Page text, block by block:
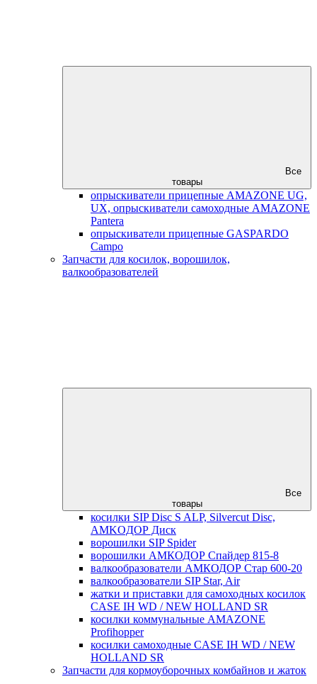
Все
товары
опрыскиватели прицепные AMAZONE UG,
UX, опрыскиватели самоходные AMAZONE
Pantera
опрыскиватели прицепные GASPARDO
Campo
Запчасти для косилок, ворошилок,
валкообразователей
Все
товары
косилки SIP Disc S ALP, Silvercut Disc,
AMKOДОР Диск
ворошилки SIP Spider
ворошилки АМКОДОР Спайдер 815-8
валкообразователи АМКОДОР Стар 600-20
валкообразователи SIP Star, Air
жатки и приставки для самоходных косилок
CASE IH WD / NEW HOLLAND SR
косилки коммунальные AMAZONE
Profihopper
косилки самоходные CASE IH WD / NEW
HOLLAND SR
Запчасти для кормоуборочных комбайнов и жаток